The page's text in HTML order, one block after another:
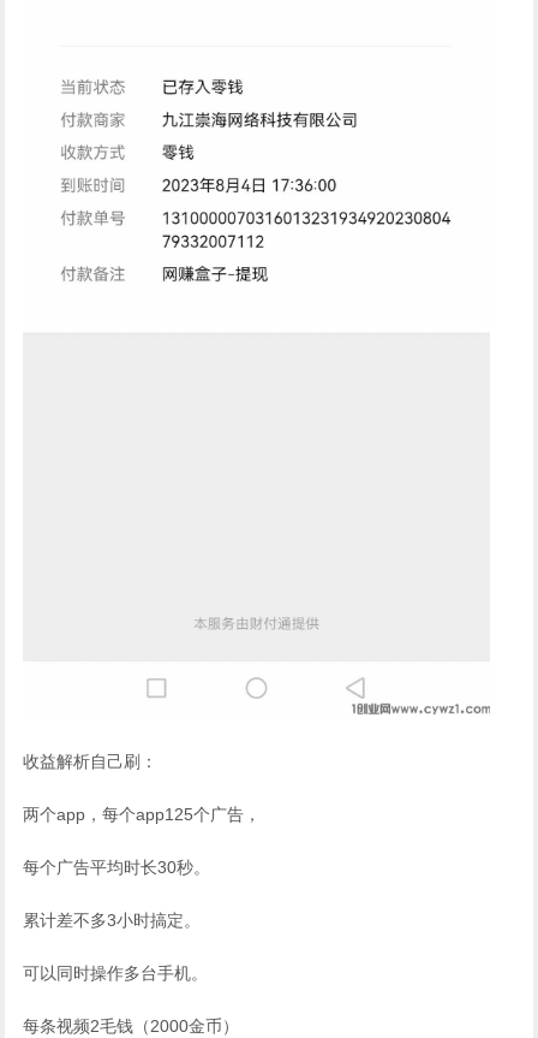
收益解析自己刷：
两个app，每个app125个广告，
每个广告平均时长30秒。
累计差不多3小时搞定。
可以同时操作多台手机。
每条视频2毛钱（2000金币）